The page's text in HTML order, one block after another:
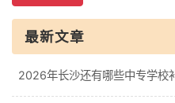
最新文章
2026年长沙还有哪些中专学校